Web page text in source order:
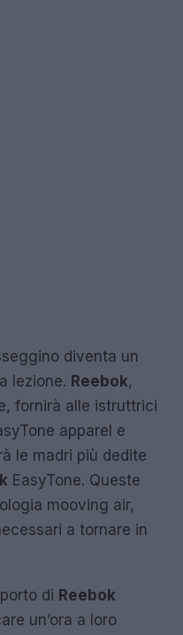
diventa un
lezione. Reebok,
fornirà alle istruttrici
apparel e
le madri più dedite
EasyTone. Queste
mooving air,
a tornare in
di Reebok
un’ora a loro